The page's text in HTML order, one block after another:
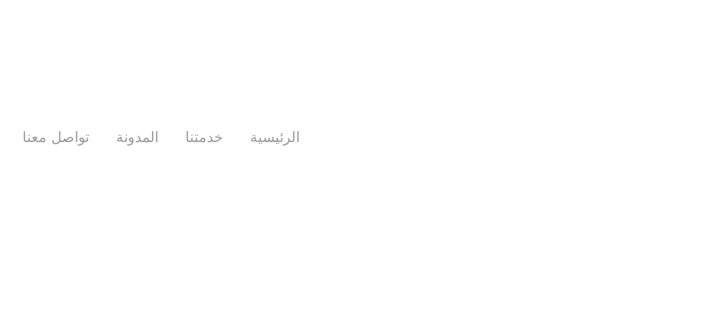
الرئيسية خدمتنا المدونة تواصل معنا